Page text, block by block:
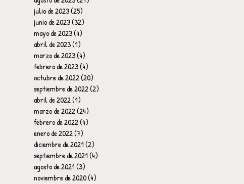
julio de 2023(25)
junio de 2023(32)
mayo de 2023(4)
abril de 2023(1)
marzo de 2023(4)
febrero de 2023(4)
octubre de 2022(20)
septiembre de 2022(2)
abril de 2022(1)
marzo de 2022(24)
febrero de 2022(4)
enero de 2022(7)
diciembre de 2021(2)
septiembre de 2021(4)
agosto de 2021(3)
noviembre de 2020(4)